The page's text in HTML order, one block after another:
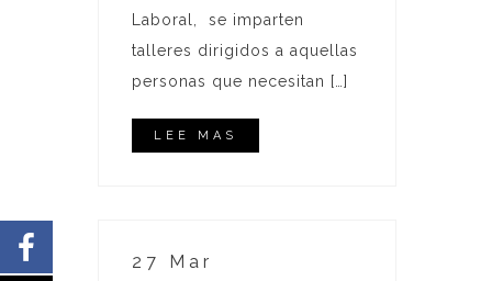
Laboral, se imparten
talleres dirigidos a aquellas
personas que necesitan […]
LEE MAS
27 Mar